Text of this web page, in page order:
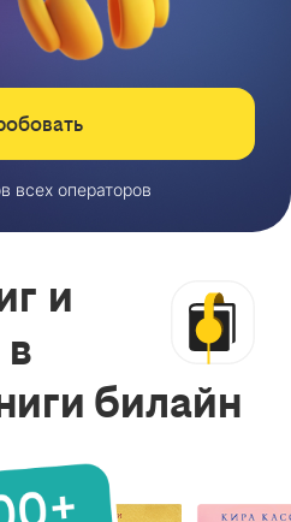
всех операторов
и
билайн